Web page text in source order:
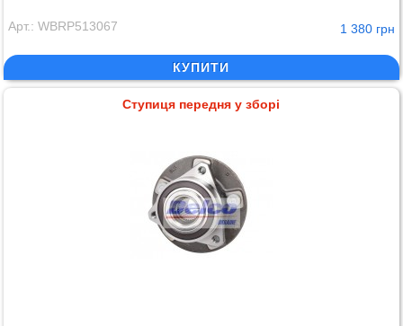
Арт.: WBRP513067 1 380 грн
КУПИТИ
Ступиця передня у зборі